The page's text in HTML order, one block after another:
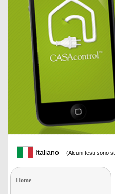
Italiano (Alcuni testi sono
Home